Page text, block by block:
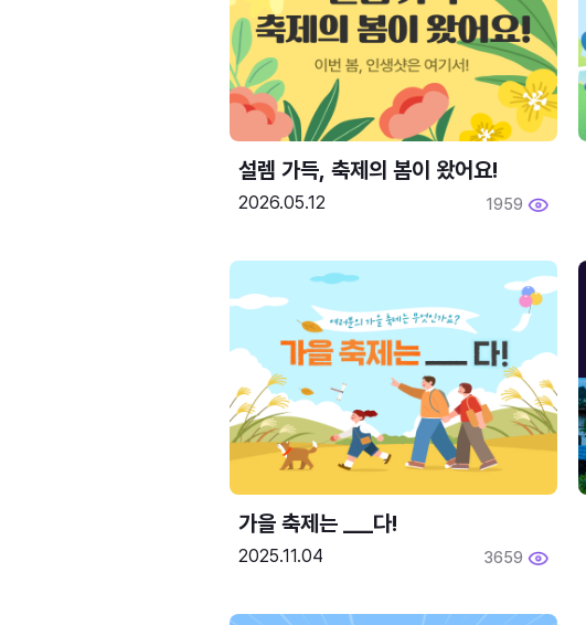
설렘 가득, 축제의 봄이 왔어요!
2026.05.12 1959
2025.11.04 3659